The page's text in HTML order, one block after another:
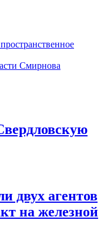
Смирнова
двух агентов
на железной